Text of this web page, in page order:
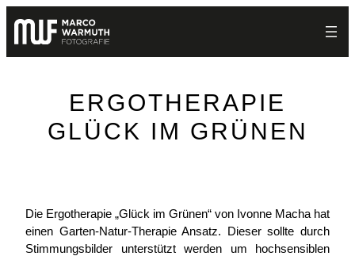
Zum
Inhalt
springen
ERGOTHERAPIE
GLÜCK IM GRÜNEN
Die Ergotherapie „Glück im Grünen“ von Ivonne Macha hat
einen Garten-Natur-Therapie Ansatz. Dieser sollte durch
Stimmungsbilder unterstützt werden um hochsensiblen